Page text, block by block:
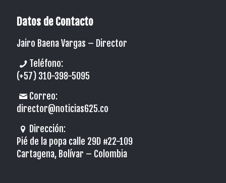
Datos de Contacto
Jairo Baena Vargas – Director
Teléfono:
(+57) 310-398-5095
Correo:
director@noticias625.co
Dirección:
Pié de la popa calle 29D #22-109
Cartagena, Bolívar – Colombia